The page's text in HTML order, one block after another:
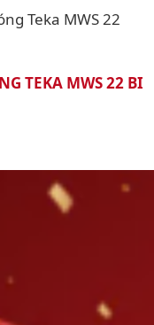
Teka MWS 22
TEKA MWS 22 BI